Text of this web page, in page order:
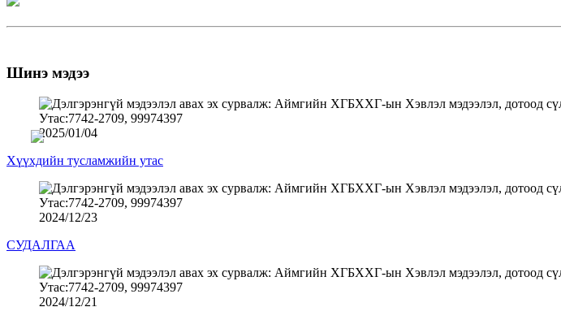
Шинэ мэдээ
2025/01/04
Хүүхдийн тусламжийн утас
2024/12/23
СУДАЛГАА
2024/12/21